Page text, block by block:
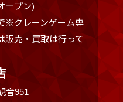
ープン)
※クレーンゲーム専
販売・買取は行って
音951